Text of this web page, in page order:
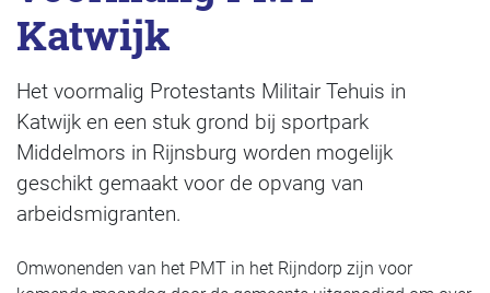
Katwijk
Het voormalig Protestants Militair Tehuis in
Katwijk en een stuk grond bij sportpark
Middelmors in Rijnsburg worden mogelijk
geschikt gemaakt voor de opvang van
arbeidsmigranten.
Omwonenden van het PMT in het Rijndorp zijn voor